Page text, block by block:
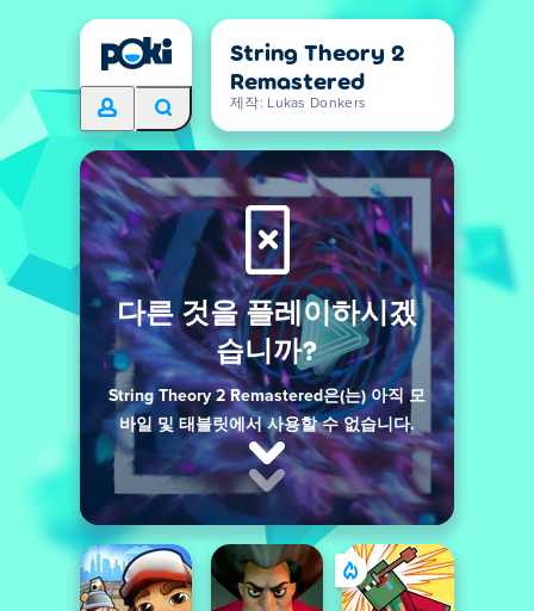
String Theory 2
Remastered
제작: Lukas Donkers
다른 것을 플레이하시겠
습니까?
String Theory 2 Remastered은(는) 아직 모
바일 및 태블릿에서 사용할 수 없습니다.